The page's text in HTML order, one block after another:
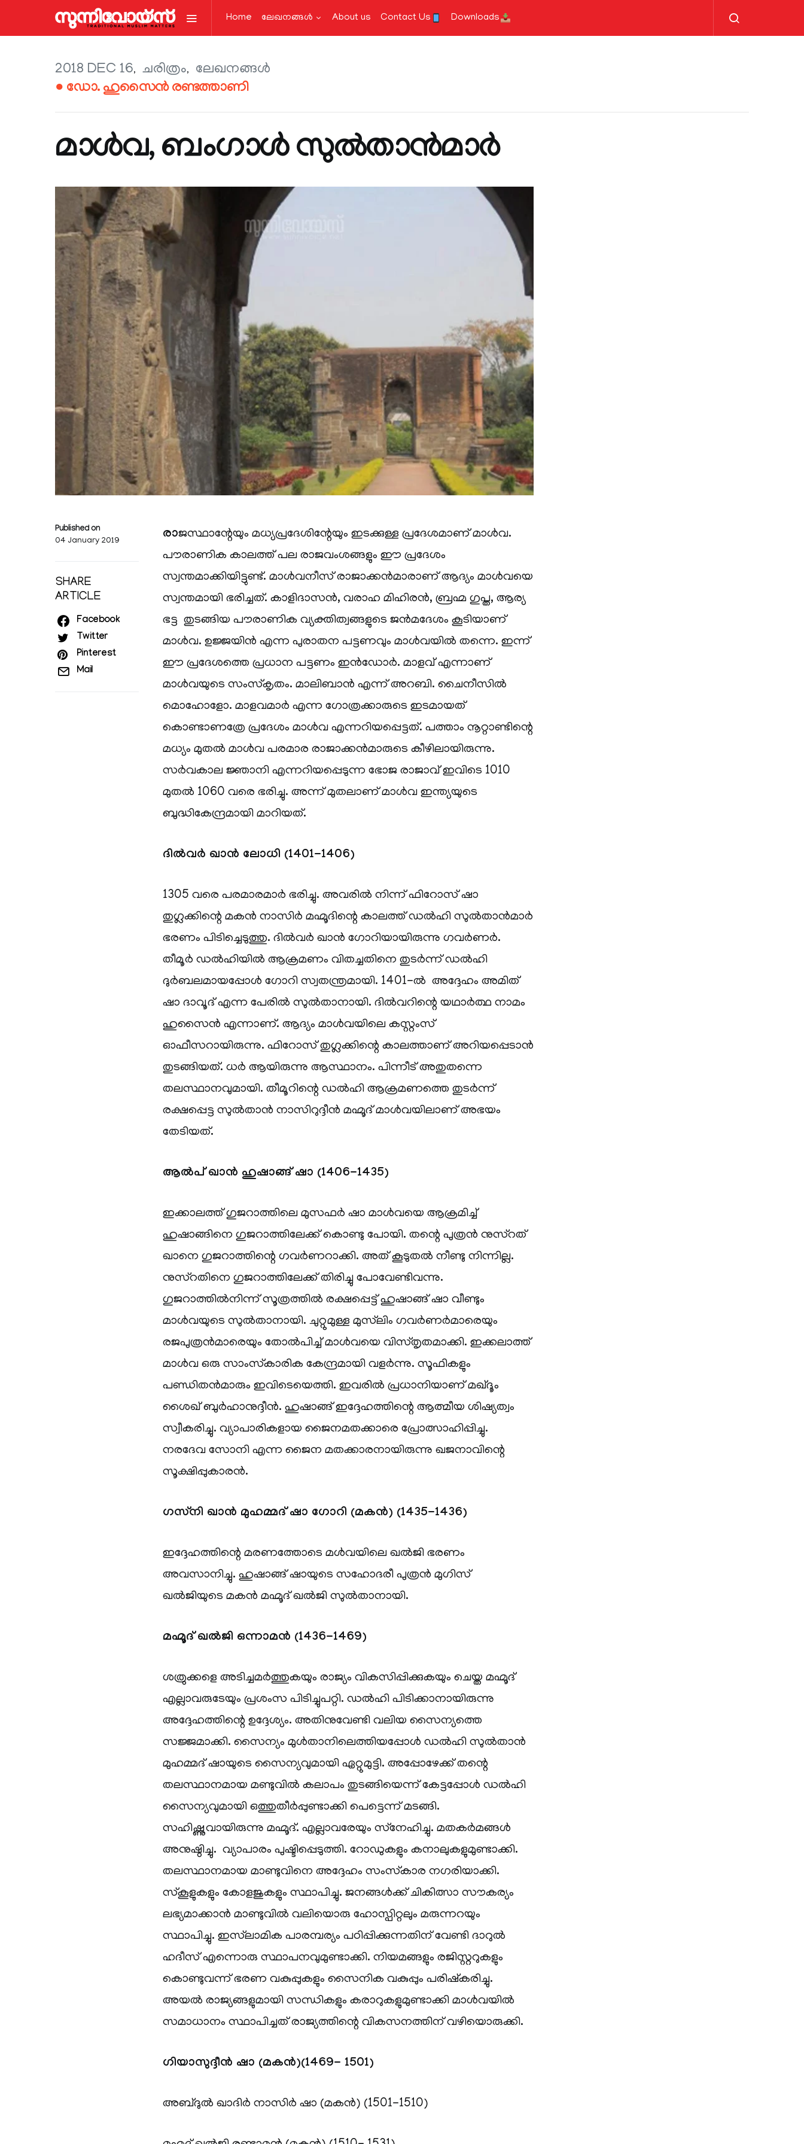
Home ലേഖനങ്ങള്‍ About us Contact Us Downloads
2018 DEC 16 ചരിത്രം ലേഖനങ്ങള്‍
● ഡോ. ഹുസൈൻ രണ്ടത്താണി
മാൾവ, ബംഗാൾ സുൽതാൻമാർ
Published on
04 January 2019
SHARE
ARTICLE
Facebook
Twitter
Pinterest
Mail
രാജസ്ഥാന്റേയും മധ്യപ്രദേശിന്റേയും ഇടക്കുള്ള പ്രദേശമാണ് മാൾവ.
പൗരാണിക കാലത്ത് പല രാജവംശങ്ങളും ഈ പ്രദേശം
സ്വന്തമാക്കിയിട്ടുണ്ട്. മാൾവനീസ് രാജാക്കൻമാരാണ് ആദ്യം മാൾവയെ
സ്വന്തമായി ഭരിച്ചത്. കാളിദാസൻ, വരാഹ മിഹിരൻ, ബ്രഹ്മ ഗുപ്ത, ആര്യ
ഭട്ട തുടങ്ങിയ പൗരാണിക വ്യക്തിത്വങ്ങളുടെ ജൻമദേശം കൂടിയാണ്
മാൾവ. ഉജ്ജയിൻ എന്ന പുരാതന പട്ടണവും മാൾവയിൽ തന്നെ. ഇന്ന്
ഈ പ്രദേശത്തെ പ്രധാന പട്ടണം ഇൻഡോർ. മാളവ് എന്നാണ്
മാൾവയുടെ സംസ്‌കൃതം. മാലിബാൻ എന്ന് അറബി. ചൈനീസിൽ
മൊഹോളോ. മാളവമാർ എന്ന ഗോത്രക്കാരുടെ ഇടമായത്
കൊണ്ടാണത്രേ പ്രദേശം മാൾവ എന്നറിയപ്പെട്ടത്. പത്താം നൂറ്റാണ്ടിന്റെ
മധ്യം മുതൽ മാൾവ പരമാര രാജാക്കൻമാരുടെ കീഴിലായിരുന്നു.
സർവകാല ജ്ഞാനി എന്നറിയപ്പെടുന്ന ഭോജ രാജാവ് ഇവിടെ 1010
മുതൽ 1060 വരെ ഭരിച്ചു. അന്ന് മുതലാണ് മാൾവ ഇന്ത്യയുടെ
ബുദ്ധികേന്ദ്രമായി മാറിയത്.
ദിൽവർ ഖാൻ ലോധി (1401-1406)
1305 വരെ പരമാരമാർ ഭരിച്ചു. അവരിൽ നിന്ന് ഫിറോസ് ഷാ
തുഗ്ലക്കിന്റെ മകൻ നാസിർ മഹ്മൂദിന്റെ കാലത്ത് ഡൽഹി സുൽതാൻമാർ
ഭരണം പിടിച്ചെടുത്തു. ദിൽവർ ഖാൻ ഗോറിയായിരുന്നു ഗവർണർ.
തീമൂർ ഡൽഹിയിൽ ആക്രമണം വിതച്ചതിനെ തുടർന്ന് ഡൽഹി
ദുർബലമായപ്പോൾ ഗോറി സ്വതന്ത്രമായി. 1401-ൽ അദ്ദേഹം അമിത്
ഷാ ദാവൂദ് എന്ന പേരിൽ സുൽതാനായി. ദിൽവറിന്റെ യഥാർത്ഥ നാമം
ഹുസൈൻ എന്നാണ്. ആദ്യം മാൾവയിലെ കസ്റ്റംസ്
ഓഫീസറായിരുന്നു. ഫിറോസ് തുഗ്ലക്കിന്റെ കാലത്താണ് അറിയപ്പെടാൻ
തുടങ്ങിയത്. ധർ ആയിരുന്നു ആസ്ഥാനം. പിന്നീട് അതുതന്നെ
തലസ്ഥാനവുമായി. തീമൂറിന്റെ ഡൽഹി ആക്രമണത്തെ തുടർന്ന്
രക്ഷപ്പെട്ട സുൽതാൻ നാസിറുദ്ദീൻ മഹ്മൂദ് മാൾവയിലാണ് അഭയം
തേടിയത്.
ആൽപ് ഖാൻ ഹുഷാങ്ങ് ഷാ (1406-1435)
ഇക്കാലത്ത് ഗുജറാത്തിലെ മുസഫർ ഷാ മാൾവയെ ആക്രമിച്ച്
ഹുഷാങ്ങിനെ ഗുജറാത്തിലേക്ക് കൊണ്ടു പോയി. തന്റെ പുത്രൻ നുസ്‌റത്
ഖാനെ ഗുജറാത്തിന്റെ ഗവർണറാക്കി. അത് കൂടുതൽ നീണ്ടു നിന്നില്ല.
നുസ്‌റതിനെ ഗുജറാത്തിലേക്ക് തിരിച്ചു പോവേണ്ടിവന്നു.
ഗുജറാത്തിൽനിന്ന് സൂത്രത്തിൽ രക്ഷപ്പെട്ട് ഹുഷാങ്ങ് ഷാ വീണ്ടും
മാൾവയുടെ സുൽതാനായി. ചുറ്റുമുള്ള മുസ്‌ലിം ഗവർണർമാരെയും
രജപുത്രൻമാരെയും തോൽപിച്ച് മാൾവയെ വിസ്തൃതമാക്കി. ഇക്കലാത്ത്
മാൾവ ഒരു സാംസ്‌കാരിക കേന്ദ്രമായി വളർന്നു. സൂഫികളും
പണ്ഡിതൻമാരും ഇവിടെയെത്തി. ഇവരിൽ പ്രധാനിയാണ് മഖ്ദൂം
ശൈഖ് ബുർഹാനുദ്ദീൻ. ഹുഷാങ്ങ് ഇദ്ദേഹത്തിന്റെ ആത്മീയ ശിഷ്യത്വം
സ്വീകരിച്ചു. വ്യാപാരികളായ ജൈനമതക്കാരെ പ്രോത്സാഹിപ്പിച്ചു.
നരദേവ സോനി എന്ന ജൈന മതക്കാരനായിരുന്നു ഖജനാവിന്റെ
സൂക്ഷിപ്പുകാരൻ.
ഗസ്‌നി ഖാൻ മുഹമ്മദ് ഷാ ഗോറി (മകൻ) (1435-1436)
ഇദ്ദേഹത്തിന്റെ മരണത്തോടെ മൾവയിലെ ഖൽജി ഭരണം
അവസാനിച്ചു. ഹുഷാങ്ങ് ഷായുടെ സഹോദരീ പുത്രൻ മുഗിസ്
ഖൽജിയുടെ മകൻ മഹ്മൂദ് ഖൽജി സുൽതാനായി.
മഹ്മൂദ് ഖൽജി ഒന്നാമൻ (1436-1469)
ശത്രുക്കളെ അടിച്ചമർത്തുകയും രാജ്യം വികസിപ്പിക്കുകയും ചെയ്ത മഹ്മൂദ്
എല്ലാവരുടേയും പ്രശംസ പിടിച്ചുപറ്റി. ഡൽഹി പിടിക്കാനായിരുന്നു
അദ്ദേഹത്തിന്റെ ഉദ്ദേശ്യം. അതിനുവേണ്ടി വലിയ സൈന്യത്തെ
സജ്ജമാക്കി. സൈന്യം മുൾതാനിലെത്തിയപ്പോൾ ഡൽഹി സുൽതാൻ
മുഹമ്മദ് ഷായുടെ സൈന്യവുമായി ഏറ്റുമുട്ടി. അപ്പോഴേക്ക് തന്റെ
തലസ്ഥാനമായ മണ്ടുവിൽ കലാപം തുടങ്ങിയെന്ന് കേട്ടപ്പോൾ ഡൽഹി
സൈന്യവുമായി ഒത്തുതീർപ്പുണ്ടാക്കി പെട്ടെന്ന് മടങ്ങി.
സഹിഷ്ണുവായിരുന്നു മഹ്മൂദ്. എല്ലാവരേയും സ്‌നേഹിച്ചു. മതകർമങ്ങൾ
അനുഷ്ഠിച്ചു. വ്യാപാരം പുഷ്ടിപ്പെടുത്തി. റോഡുകളും കനാലുകളുമുണ്ടാക്കി.
തലസ്ഥാനമായ മാണ്ടുവിനെ അദ്ദേഹം സംസ്‌കാര നഗരിയാക്കി.
സ്‌കൂളുകളും കോളജുകളും സ്ഥാപിച്ചു. ജനങ്ങൾക്ക് ചികിത്സാ സൗകര്യം
ലഭ്യമാക്കാൻ മാണ്ടുവിൽ വലിയൊരു ഹോസ്പിറ്റലും മരുന്നറയും
സ്ഥാപിച്ചു. ഇസ്‌ലാമിക പാരമ്പര്യം പഠിപ്പിക്കുന്നതിന് വേണ്ടി ദാറുൽ
ഹദീസ് എന്നൊരു സ്ഥാപനവുമുണ്ടാക്കി. നിയമങ്ങളും രജിസ്റ്ററുകളും
കൊണ്ടുവന്ന് ഭരണ വകുപ്പുകളും സൈനിക വകുപ്പും പരിഷ്‌കരിച്ചു.
അയൽ രാജ്യങ്ങളുമായി സന്ധികളും കരാറുകളുമുണ്ടാക്കി മാൾവയിൽ
സമാധാനം സ്ഥാപിച്ചത് രാജ്യത്തിന്റെ വികസനത്തിന് വഴിയൊരുക്കി.
ഗിയാസുദ്ദീൻ ഷാ (മകൻ)(1469- 1501)
അബ്ദുൽ ഖാദിർ നാസിർ ഷാ (മകൻ) (1501-1510)